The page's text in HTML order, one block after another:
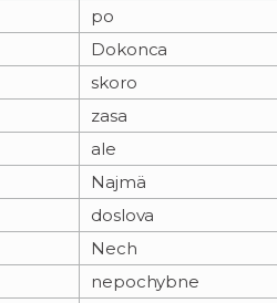
po
Dokonca
skoro
zasa
ale
Najmä
doslova
Nech
nepochybne